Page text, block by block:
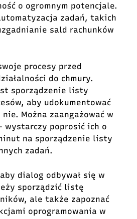
o ogromnym potencjale.
zadań, takich
sald rachunków
procesy przed
do chmury.
sporządzenie listy
aby udokumentować
Można zaangażować w
wystarczy poprosić ich o
na sporządzenie listy
zadań.
dialog odbywał się w
sporządzić listę
ale także zapoznać
oprogramowania w